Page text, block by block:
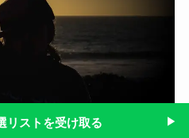
リストを受け取る ▶